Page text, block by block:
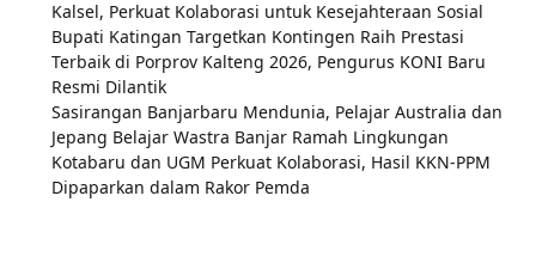
Kalsel, Perkuat Kolaborasi untuk Kesejahteraan Sosial
Bupati Katingan Targetkan Kontingen Raih Prestasi
Terbaik di Porprov Kalteng 2026, Pengurus KONI Baru
Resmi Dilantik
Sasirangan Banjarbaru Mendunia, Pelajar Australia dan
Jepang Belajar Wastra Banjar Ramah Lingkungan
Kotabaru dan UGM Perkuat Kolaborasi, Hasil KKN-PPM
Dipaparkan dalam Rakor Pemda